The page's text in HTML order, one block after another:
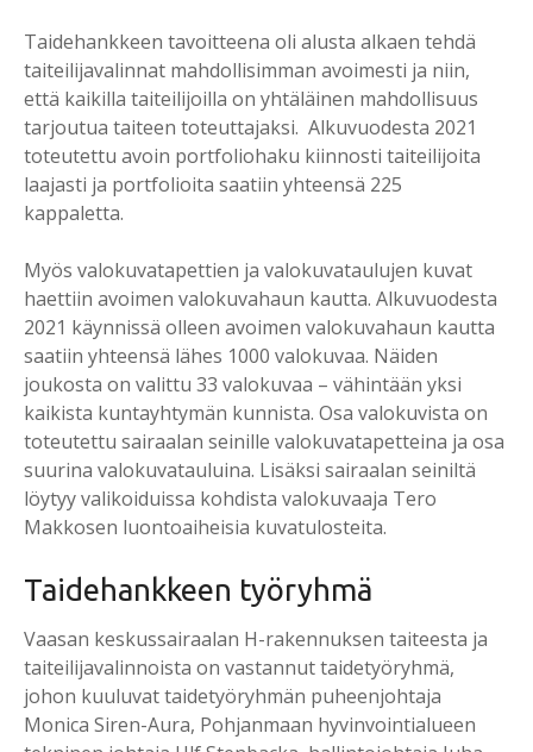
Taidehankkeen tavoitteena oli alusta alkaen tehdä
taiteilijavalinnat mahdollisimman avoimesti ja niin,
että kaikilla taiteilijoilla on yhtäläinen mahdollisuus
tarjoutua taiteen toteuttajaksi. Alkuvuodesta 2021
toteutettu avoin portfoliohaku kiinnosti taiteilijoita
laajasti ja portfolioita saatiin yhteensä 225
kappaletta.
Myös valokuvatapettien ja valokuvataulujen kuvat
haettiin avoimen valokuvahaun kautta. Alkuvuodesta
2021 käynnissä olleen avoimen valokuvahaun kautta
saatiin yhteensä lähes 1000 valokuvaa. Näiden
joukosta on valittu 33 valokuvaa – vähintään yksi
kaikista kuntayhtymän kunnista. Osa valokuvista on
toteutettu sairaalan seinille valokuvatapetteina ja osa
suurina valokuvatauluina. Lisäksi sairaalan seiniltä
löytyy valikoiduissa kohdista valokuvaaja Tero
Makkosen luontoaiheisia kuvatulosteita.
Taidehankkeen työryhmä
Vaasan keskussairaalan H-rakennuksen taiteesta ja
taiteilijavalinnoista on vastannut taidetyöryhmä,
johon kuuluvat taidetyöryhmän puheenjohtaja
Monica Siren-Aura, Pohjanmaan hyvinvointialueen